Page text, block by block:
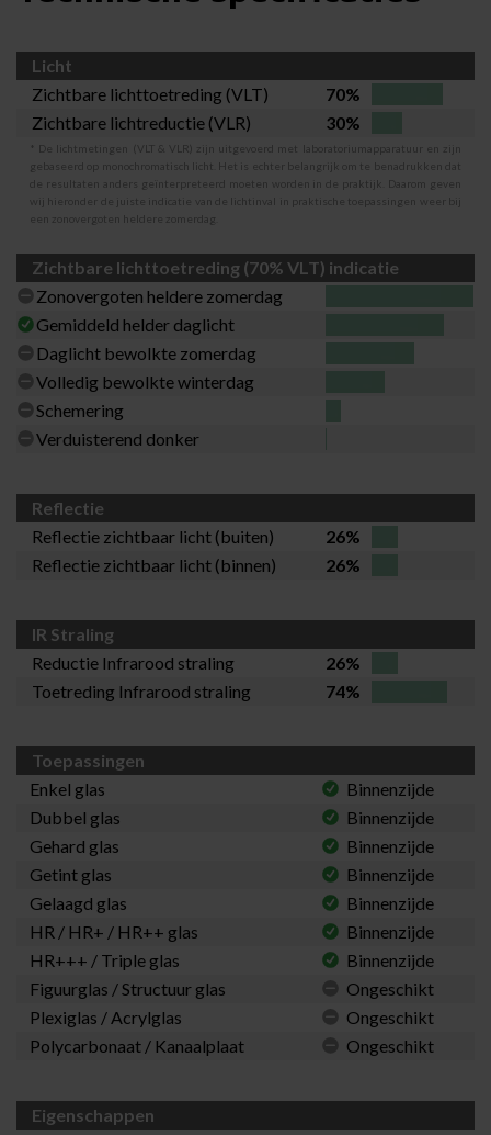
Licht
Zichtbare lichttoetreding (VLT)
70%
Zichtbare lichtreductie (VLR)
30%
* De lichtmetingen (VLT & VLR) zijn uitgevoerd met laboratoriumapparatuur en zijn
gebaseerd op monochromatisch licht. Het is echter belangrijk om te benadrukken dat
de resultaten anders geïnterpreteerd moeten worden in de praktijk. Daarom geven
wij hieronder de juiste indicatie van de lichtinval in praktische toepassingen weer bij
een zonovergoten heldere zomerdag.
Zichtbare lichttoetreding (70% VLT) indicatie
Zonovergoten heldere zomerdag
Gemiddeld helder daglicht
Daglicht bewolkte zomerdag
Volledig bewolkte winterdag
Schemering
Verduisterend donker
Reflectie
Reflectie zichtbaar licht (buiten)
26%
Reflectie zichtbaar licht (binnen)
26%
IR Straling
Reductie Infrarood straling
26%
Toetreding Infrarood straling
74%
Toepassingen
Enkel glas
Binnenzijde
Dubbel glas
Binnenzijde
Gehard glas
Binnenzijde
Getint glas
Binnenzijde
Gelaagd glas
Binnenzijde
HR / HR+ / HR++ glas
Binnenzijde
HR+++ / Triple glas
Binnenzijde
Figuurglas / Structuur glas
Ongeschikt
Plexiglas / Acrylglas
Ongeschikt
Polycarbonaat / Kanaalplaat
Ongeschikt
Eigenschappen